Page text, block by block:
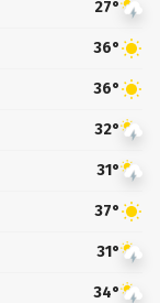
27°
36°
36°
32°
31°
37°
31°
34°